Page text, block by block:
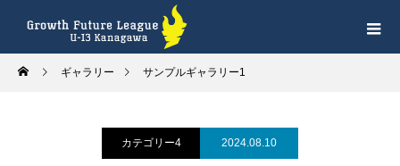
ギャラリー サンプルギャラリー1
カテゴリー4 2024.08.10